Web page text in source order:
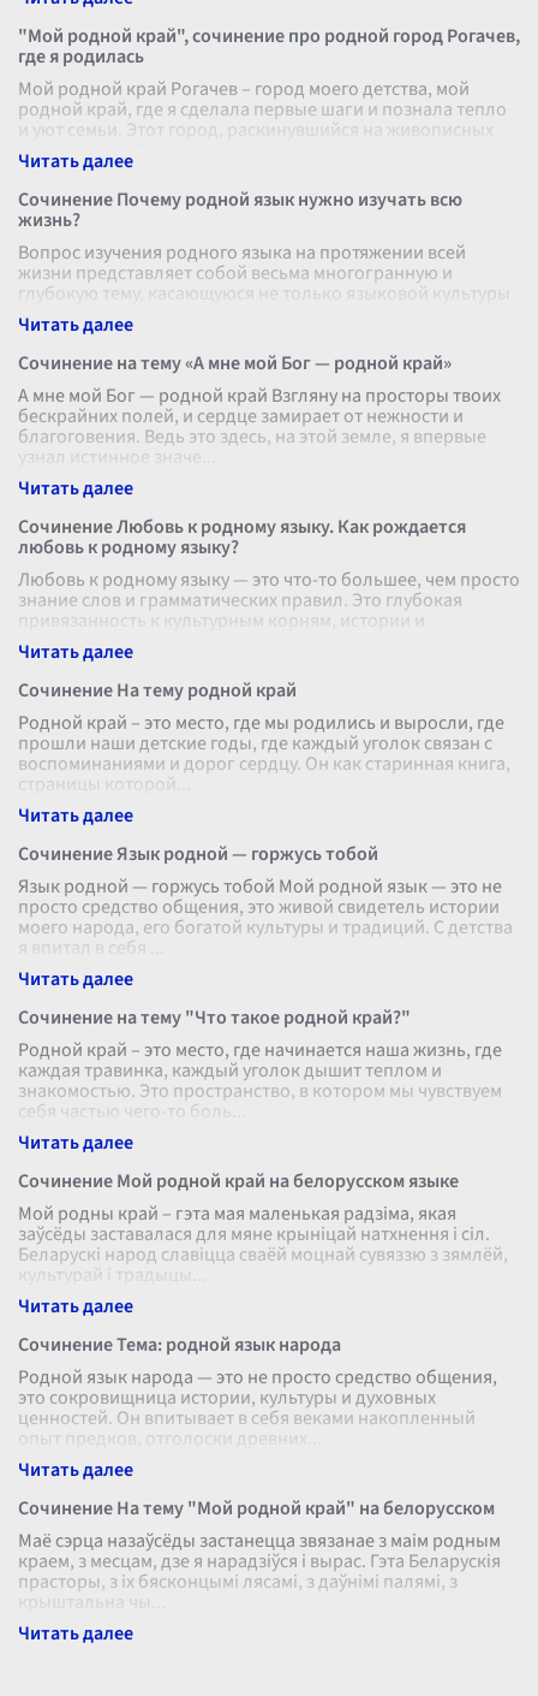
"Мой родной край", сочинение про родной город Рогачев,
где я родилась
Мой родной край Рогачев – город моего детства, мой
родной край, где я сделала первые шаги и познала тепло
и уют семьи. Этот город, раскинувшийся на живописных
берегах реки Друть,
Сочинение Почему родной язык нужно изучать всю
жизнь?
Вопрос изучения родного языка на протяжении всей
жизни представляет собой весьма многогранную и
глубокую тему, касающуюся не только языковой культуры
и наследия, но и личностного р
Сочинение на тему «А мне мой Бог — родной край»
А мне мой Бог — родной край Взгляну на просторы твоих
бескрайних полей, и сердце замирает от нежности и
благоговения. Ведь это здесь, на этой земле, я впервые
узнал истинное значе
Сочинение Любовь к родному языку. Как рождается
любовь к родному языку?
Любовь к родному языку — это что-то большее, чем просто
знание слов и грамматических правил. Это глубокая
привязанность к культурным корням, истории и
традициям народа. Родной язык
Сочинение На тему родной край
Родной край – это место, где мы родились и выросли, где
прошли наши детские годы, где каждый уголок связан с
воспоминаниями и дорог сердцу. Он как старинная книга,
страницы которой
Сочинение Язык родной — горжусь тобой
Язык родной — горжусь тобой Мой родной язык — это не
просто средство общения, это живой свидетель истории
моего народа, его богатой культуры и традиций. С детства
я впитал в себя
Сочинение на тему "Что такое родной край?"
Родной край – это место, где начинается наша жизнь, где
каждая травинка, каждый уголок дышит теплом и
знакомостью. Это пространство, в котором мы чувствуем
себя частью чего-то боль
Сочинение Мой родной край на белорусском языке
Мой родны край – гэта мая маленькая радзіма, якая
заўсёды заставалася для мяне крыніцай натхнення і сіл.
Беларускі народ славіцца сваёй моцнай сувяззю з зямлёй,
культурай і традыцы
Сочинение Тема: родной язык народа
Родной язык народа — это не просто средство общения,
это сокровищница истории, культуры и духовных
ценностей. Он впитывает в себя веками накопленный
опыт предков, отголоски древних
Сочинение На тему "Мой родной край" на белорусском
Маё сэрца назаўсёды застанецца звязанае з маім родным
краем, з месцам, дзе я нарадзіўся і вырас. Гэта Беларускія
прасторы, з іх бясконцымі лясамі, з даўнімі палямі, з
крыштальна чы